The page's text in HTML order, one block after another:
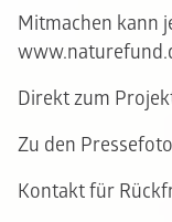
Mitmachen kann
Direkt zum
Zu den
Kontakt für